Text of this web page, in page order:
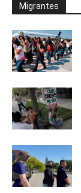
Migrantes